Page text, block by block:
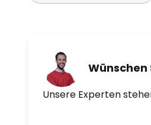
Wünschen
Unsere Experten